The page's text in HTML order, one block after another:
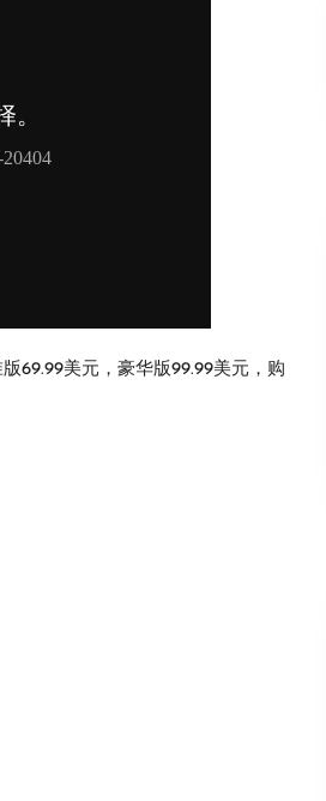
69.99美元，豪华版99.99美元，购